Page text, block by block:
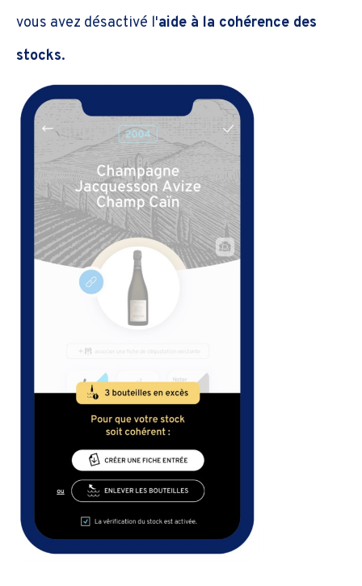
vous avez désactivé l'aide à la cohérence des
stocks.